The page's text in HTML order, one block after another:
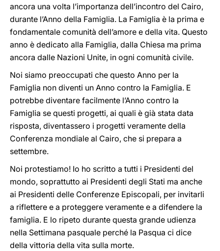
ancora una volta l’importanza dell’incontro del Cairo,
durante l’Anno della Famiglia. La Famiglia è la prima e
fondamentale comunità dell’amore e della vita. Questo
anno è dedicato alla Famiglia, dalla Chiesa ma prima
ancora dalle Nazioni Unite, in ogni comunità civile.
Noi siamo preoccupati che questo Anno per la
Famiglia non diventi un Anno contro la Famiglia. E
potrebbe diventare facilmente l’Anno contro la
Famiglia se questi progetti, ai quali è già stata data
risposta, diventassero i progetti veramente della
Conferenza mondiale al Cairo, che si prepara a
settembre.
Noi protestiamo! Io ho scritto a tutti i Presidenti del
mondo, soprattutto ai Presidenti degli Stati ma anche
ai Presidenti delle Conferenze Episcopali, per invitarli
a riflettere e a proteggere veramente e a difendere la
famiglia. E lo ripeto durante questa grande udienza
nella Settimana pasquale perché la Pasqua ci dice
della vittoria della vita sulla morte.